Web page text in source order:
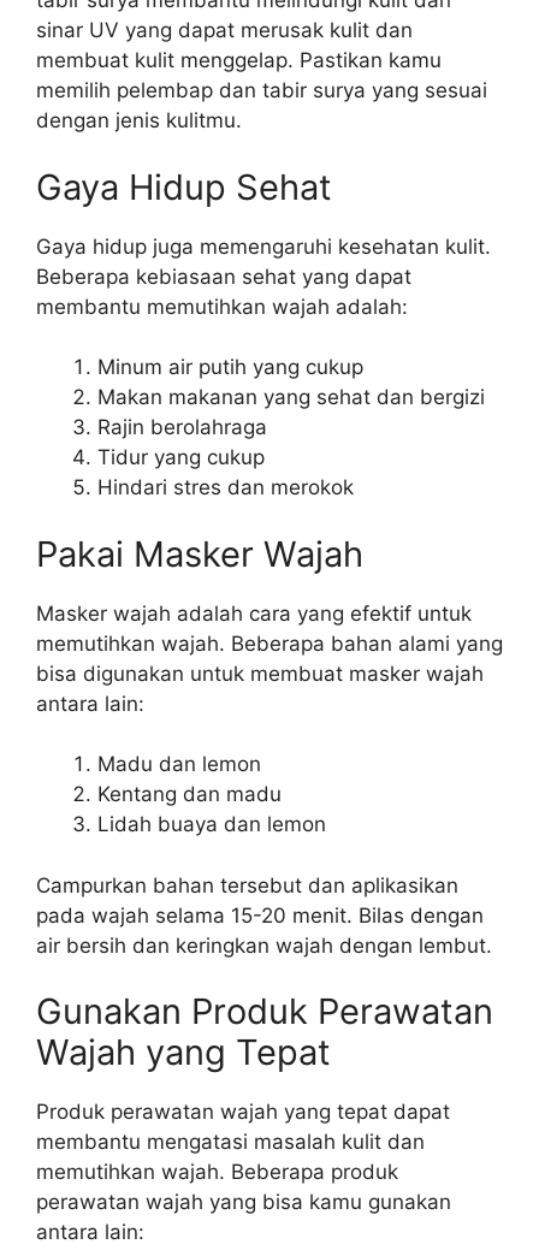
sinar UV yang dapat merusak kulit dan
membuat kulit menggelap. Pastikan kamu
memilih pelembap dan tabir surya yang sesuai
dengan jenis kulitmu.
Gaya Hidup Sehat
Gaya hidup juga memengaruhi kesehatan kulit.
Beberapa kebiasaan sehat yang dapat
membantu memutihkan wajah adalah:
Minum air putih yang cukup
Makan makanan yang sehat dan bergizi
Rajin berolahraga
Tidur yang cukup
Hindari stres dan merokok
Pakai Masker Wajah
Masker wajah adalah cara yang efektif untuk
memutihkan wajah. Beberapa bahan alami yang
bisa digunakan untuk membuat masker wajah
antara lain:
Madu dan lemon
Kentang dan madu
Lidah buaya dan lemon
Campurkan bahan tersebut dan aplikasikan
pada wajah selama 15-20 menit. Bilas dengan
air bersih dan keringkan wajah dengan lembut.
Gunakan Produk Perawatan
Wajah yang Tepat
Produk perawatan wajah yang tepat dapat
membantu mengatasi masalah kulit dan
memutihkan wajah. Beberapa produk
perawatan wajah yang bisa kamu gunakan
antara lain: